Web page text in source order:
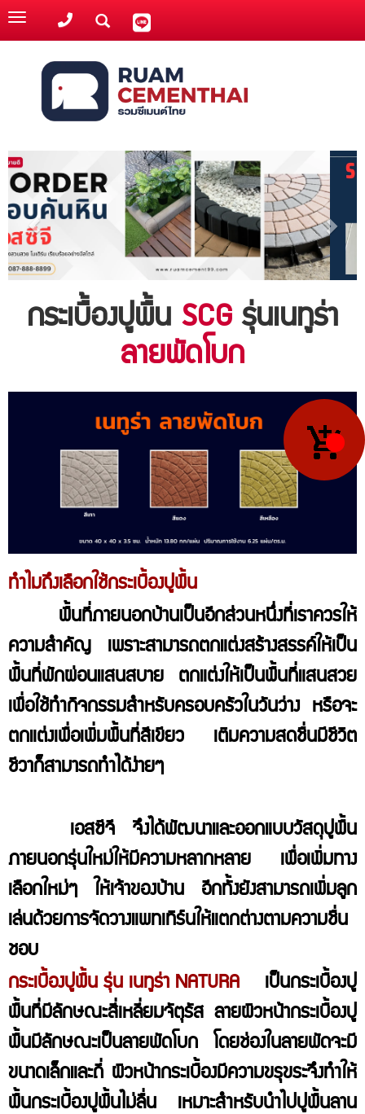
Toggle
navigation
กระเบื้องปูพื้น SCGรุ่นเนทูร่า
ลายพัดโบก
ทำไมถึงเลือกใช้กระเบื้องปูพื้น
พื้นที่ภายนอกบ้านเป็นอีกส่วนหนึ่งที่เราควรให้
ความสำคัญ เพราะสามารถตกแต่งสร้างสรรค์ให้เป็น
พื้นที่พักผ่อนแสนสบาย ตกแต่งให้เป็นพื้นที่แสนสวย
เพื่อใช้ทำกิจกรรมสำหรับครอบครัวในวันว่าง หรือจะ
ตกแต่งเพื่อเพิ่มพื้นที่สีเขียว เติมความสดชื่นมีชีวิต
ชีวาก็สามารถทำได้ง่ายๆ
เอสซีจี จึงได้พัฒนาและออกแบบวัสดุปูพื้น
ภายนอกรุ่นใหม่ให้มีความหลากหลาย เพื่อเพิ่มทาง
เลือกใหม่ๆ ให้เจ้าของบ้าน อีกทั้งยังสามารถเพิ่มลูก
เล่นด้วยการจัดวางแพทเทิร์นให้แตกต่างตามความชื่น
ชอบ
กระเบื้องปูพื้น รุ่น เนทูร่า NATURA เป็นกระเบื้องปู
พื้นที่มีลักษณะสี่เหลี่ยมจัตุรัส ลายผิวหน้ากระเบื้องปู
พื้นมีลักษณะเป็นลายพัดโบก โดยช่องในลายพัดจะมี
ขนาดเล็กและถี่ ผิวหน้ากระเบื้องมีความขรุขระจึงทำให้
พื้นกระเบื้องปูพื้นไม่ลื่น เหมาะสำหรับนำไปปูพื้นลาน